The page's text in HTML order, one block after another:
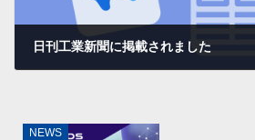
日刊工業新聞に掲載されました
NEWS